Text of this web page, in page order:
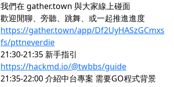
我們在 gather.town 與大家線上碰面
歡迎閒聊、旁聽、跳舞、或一起推進進度
https://gather.town/app/Df2UyHASzGCmxs
fs/pttneverdie
21:30-21:35 新手指引
https://hackmd.io/@twbbs/guide
21:35-22:00 介紹中台專案 需要GO程式背景